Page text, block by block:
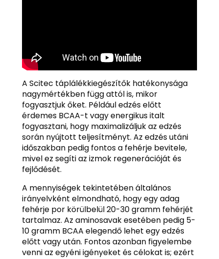
A Scitec táplálékkiegészítők hatékonysága
nagymértékben függ attól is, mikor
fogyasztjuk őket. Például edzés előtt
érdemes BCAA-t vagy energikus italt
fogyasztani, hogy maximalizáljuk az edzés
során nyújtott teljesítményt. Az edzés utáni
időszakban pedig fontos a fehérje bevitele,
mivel ez segíti az izmok regenerációját és
fejlődését.
A mennyiségek tekintetében általános
irányelvként elmondható, hogy egy adag
fehérje por körülbelül 20-30 gramm fehérjét
tartalmaz. Az aminosavak esetében pedig 5-
10 gramm BCAA elegendő lehet egy edzés
előtt vagy után. Fontos azonban figyelembe
venni az egyéni igényeket és célokat is; ezért